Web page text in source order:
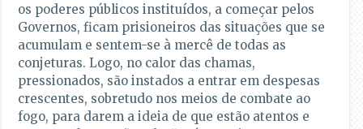
os poderes públicos instituídos, a começar pelos
Governos, ficam prisioneiros das situações que se
acumulam e sentem-se à mercê de todas as
conjeturas. Logo, no calor das chamas,
pressionados, são instados a entrar em despesas
crescentes, sobretudo nos meios de combate ao
fogo, para darem a ideia de que estão atentos e